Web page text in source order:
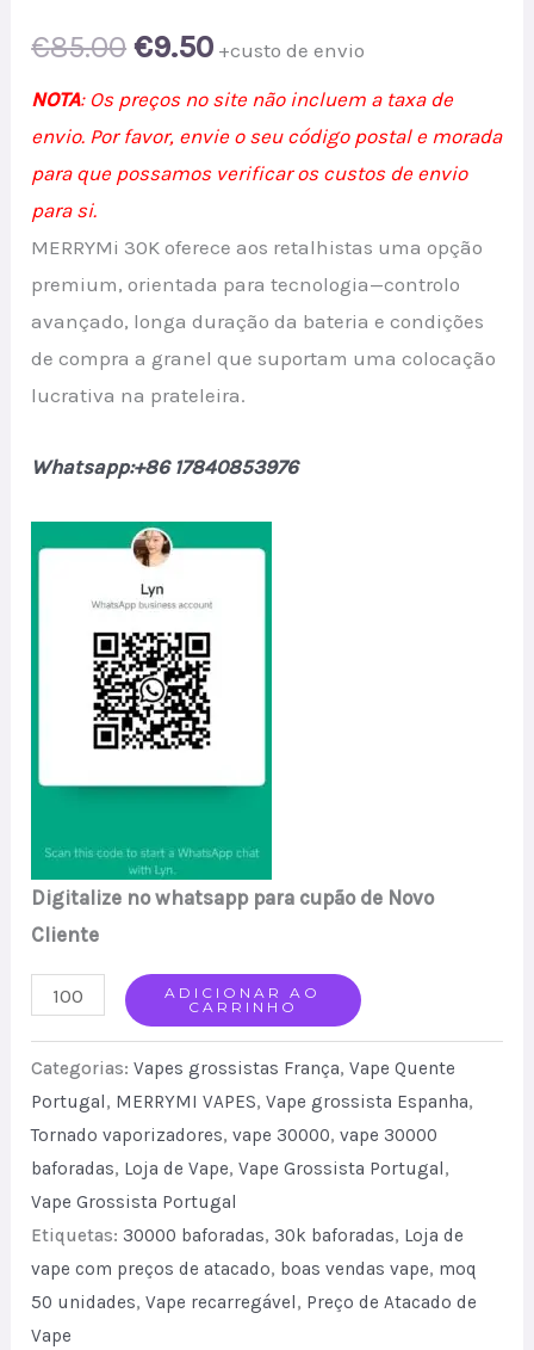
€85.00 Original
price
was:
€9.50Current
price
+custo de envio
NOTA: Os preços no site não incluem a taxa de
envio. Por favor, envie o seu código postal e morada
para que possamos verificar os custos de envio
para si.
MERRYMi 30K oferece aos retalhistas uma opção
premium, orientada para tecnologia—controlo
avançado, longa duração da bateria e condições
de compra a granel que suportam uma colocação
lucrativa na prateleira.
Whatsapp:+86 17840853976
Digitalize no whatsapp para cupão de Novo
Cliente
MerryMi
Vape
Smart
Display
Cheaper
Price
Bulk
Price
EU
ADICIONAR AO
CARRINHO
Categorias:Vapes grossistas França,Vape Quente
Portugal, MERRYMI VAPES,Vape grossista Espanha,
Tornado vaporizadores,vape 30000,vape 30000
baforadas, Loja de Vape,Vape Grossista Portugal,
Vape Grossista Portugal
Etiquetas: 30000 baforadas, 30k baforadas, Loja de
vape com preços de atacado, boas vendas vape, moq
50 unidades,Vape recarregável, Preço de Atacado de
Vape